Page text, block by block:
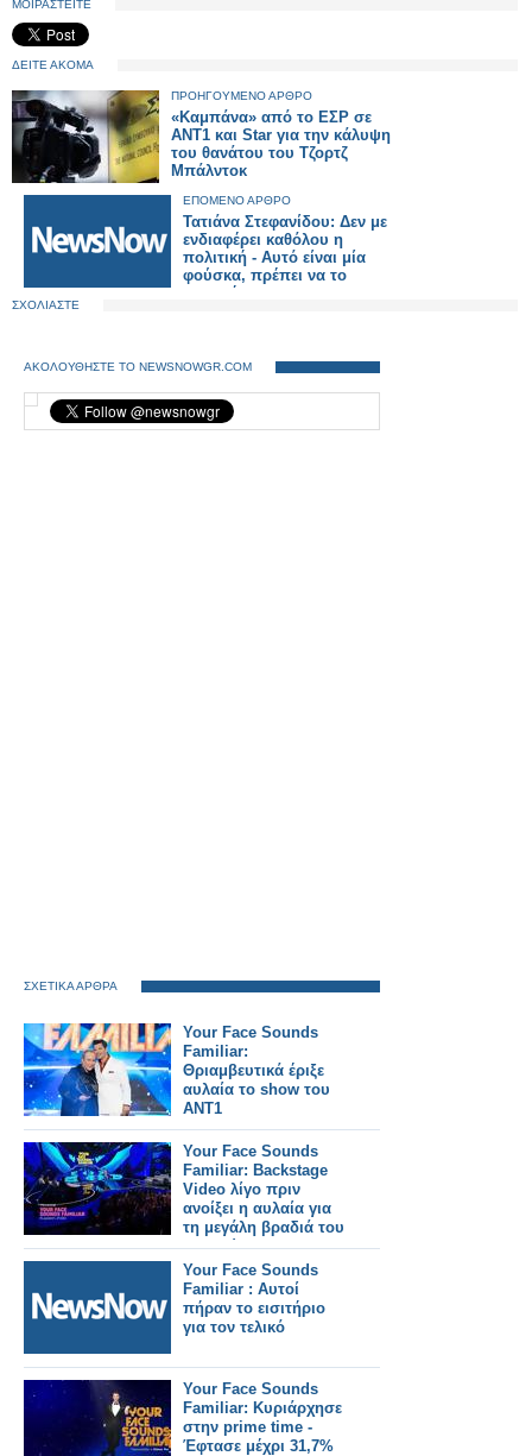
ΜΟΙΡΑΣΤΕΙΤΕ
ΔΕΙΤΕ ΑΚΟΜΑ
ΠΡΟΗΓΟΥΜΕΝΟ ΑΡΘΡΟ
«Καμπάνα» από το ΕΣΡ σε
ΑΝΤ1 και Star για την κάλυψη
του θανάτου του Τζορτζ
Μπάλντοκ
ΕΠΟΜΕΝΟ ΑΡΘΡΟ
Τατιάνα Στεφανίδου: Δεν με
ενδιαφέρει καθόλου η
πολιτική - Αυτό είναι μία
φούσκα, πρέπει να το
απαντήσω και να το
ΣΧΟΛΙΑΣΤΕ
ΑΚΟΛΟΥΘΗΣΤΕ ΤΟ NEWSNOWGR.COM
ΣΧΕΤΙΚΑ ΑΡΘΡΑ
Your Face Sounds
Familiar:
Θριαμβευτικά έριξε
αυλαία το show του
ΑΝΤ1
Your Face Sounds
Familiar: Backstage
Video λίγο πριν
ανοίξει η αυλαία για
τη μεγάλη βραδιά του
Τελικού
Your Face Sounds
Familiar : Αυτοί
πήραν το εισιτήριο
για τον τελικό
Your Face Sounds
Familiar: Κυριάρχησε
στην prime time -
Έφτασε μέχρι 31,7%